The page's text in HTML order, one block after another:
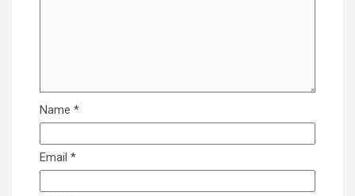
Name *
Email *